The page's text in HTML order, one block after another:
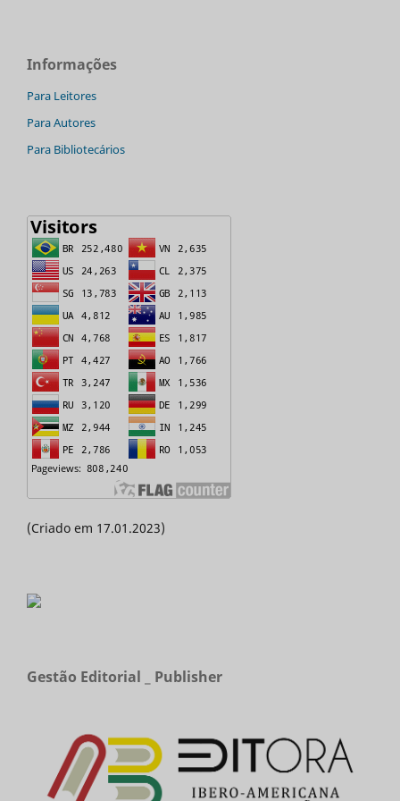
Informações
Para Leitores
Para Autores
Para Bibliotecários
(Criado em 17.01.2023)
Gestão Editorial _ Publisher